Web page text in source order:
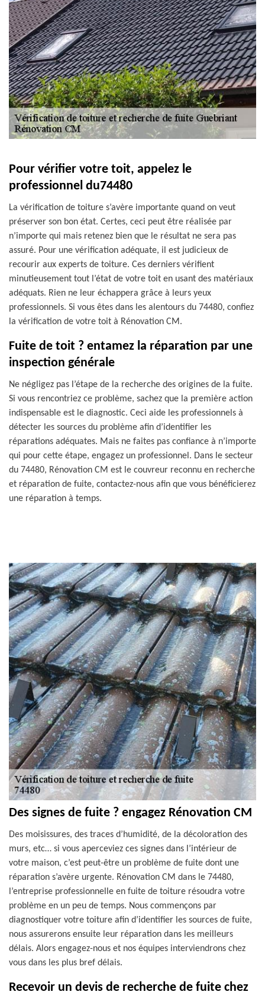
Pour vérifier votre toit, appelez le
professionnel du74480
La vérification de toiture s’avère importante quand on veut
préserver son bon état. Certes, ceci peut être réalisée par
n’importe qui mais retenez bien que le résultat ne sera pas
assuré. Pour une vérification adéquate, il est judicieux de
recourir aux experts de toiture. Ces derniers vérifient
minutieusement tout l’état de votre toit en usant des matériaux
adéquats. Rien ne leur échappera grâce à leurs yeux
professionnels. Si vous êtes dans les alentours du 74480, confiez
la vérification de votre toit à Rénovation CM.
Fuite de toit ? entamez la réparation par une
inspection générale
Ne négligez pas l’étape de la recherche des origines de la fuite.
Si vous rencontriez ce problème, sachez que la première action
indispensable est le diagnostic. Ceci aide les professionnels à
détecter les sources du problème afin d’identifier les
réparations adéquates. Mais ne faites pas confiance à n’importe
qui pour cette étape, engagez un professionnel. Dans le secteur
du 74480, Rénovation CM est le couvreur reconnu en recherche
et réparation de fuite, contactez-nous afin que vous bénéficierez
une réparation à temps.
Des signes de fuite ? engagez Rénovation CM
Des moisissures, des traces d’humidité, de la décoloration des
murs, etc… si vous aperceviez ces signes dans l’intérieur de
votre maison, c’est peut-être un problème de fuite dont une
réparation s’avère urgente. Rénovation CM dans le 74480,
l’entreprise professionnelle en fuite de toiture résoudra votre
problème en un peu de temps. Nous commençons par
diagnostiquer votre toiture afin d’identifier les sources de fuite,
nous assurerons ensuite leur réparation dans les meilleurs
délais. Alors engagez-nous et nos équipes interviendrons chez
vous dans les plus bref délais.
Recevoir un devis de recherche de fuite chez